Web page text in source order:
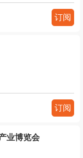
订阅
订阅
业博览会